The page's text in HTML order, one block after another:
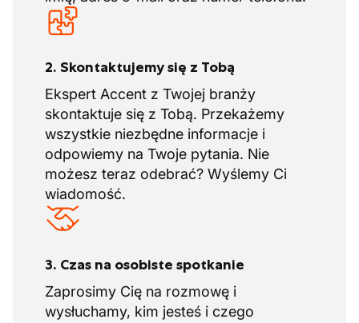
2. Skontaktujemy się z Tobą
Ekspert Accent z Twojej branży
skontaktuje się z Tobą. Przekażemy
wszystkie niezbędne informacje i
odpowiemy na Twoje pytania. Nie
możesz teraz odebrać? Wyślemy Ci
wiadomość.
3. Czas na osobiste spotkanie
Zaprosimy Cię na rozmowę i
wysłuchamy, kim jesteś i czego